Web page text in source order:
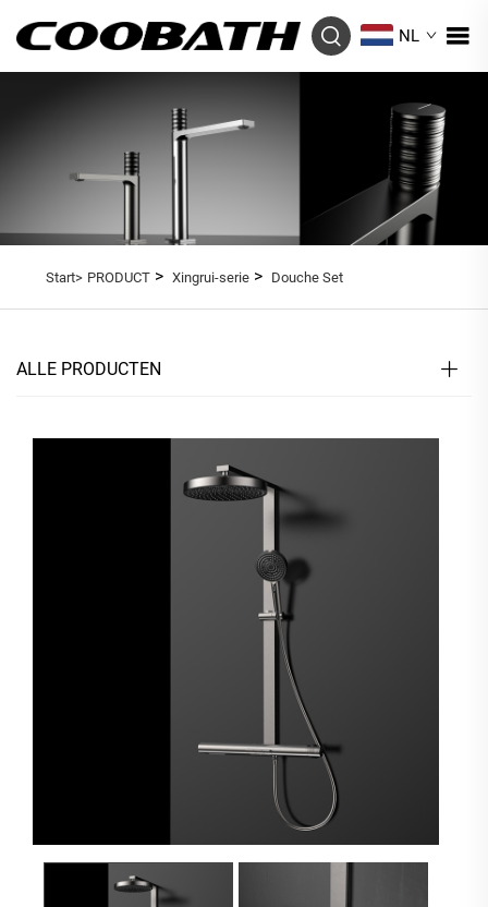
NL
Start> PRODUCT> Xingrui-serie> Douche Set
ALLE PRODUCTEN